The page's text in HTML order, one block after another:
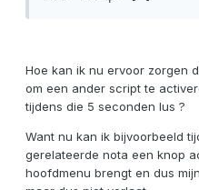
Hoe kan ik nu ervoor zorgen
om een ander script te
tijdens die 5 seconden lus ?
Want nu kan ik bijvoorbeeld
gerelateerde nota een knop
hoofdmenu brengt en dus